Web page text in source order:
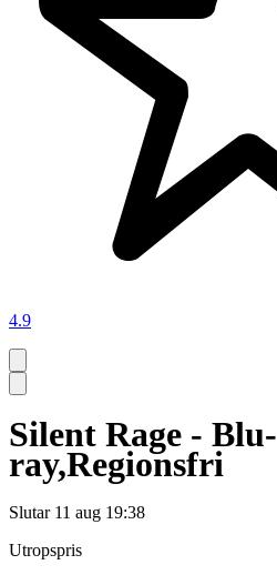
4.9
Silent Rage - Blu-
ray,Regionsfri
Slutar 11 aug 19:38
Utropspris